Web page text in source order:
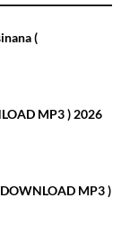
(
MP3 ) 2026
MP3 )